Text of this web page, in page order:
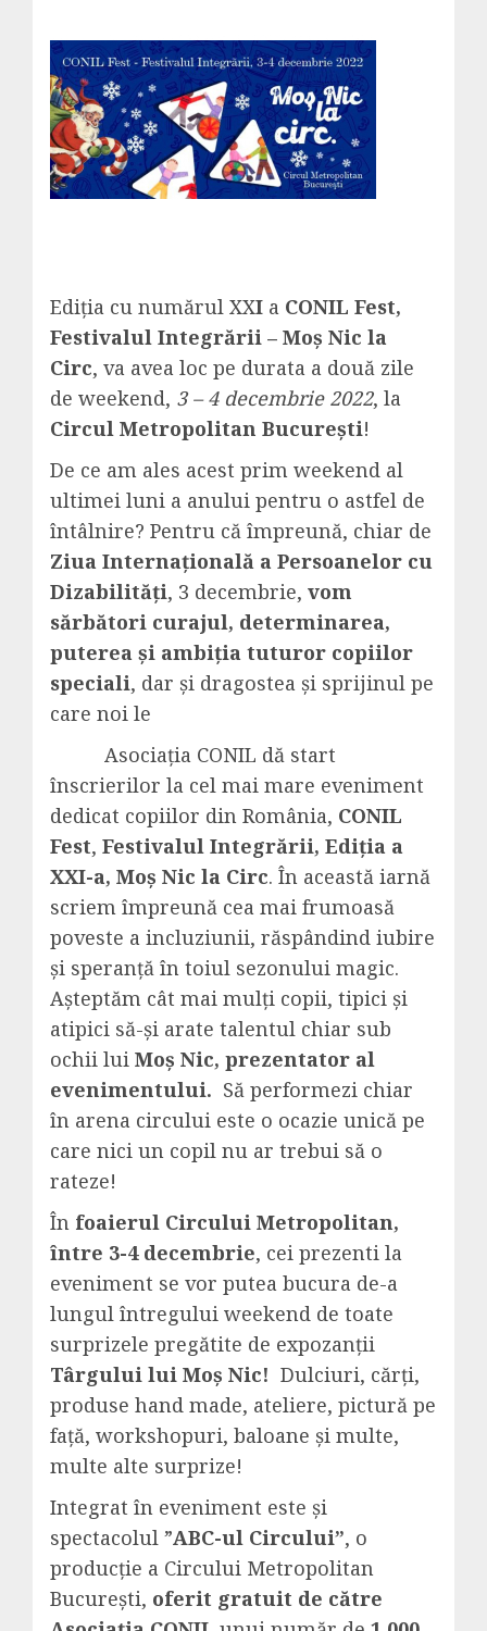
Ediția cu numărul XXI a CONIL Fest,
Festivalul Integrării – Moș Nic la
Circ, va avea loc pe durata a două zile
de weekend, 3 – 4 decembrie 2022, la
Circul Metropolitan București!
De ce am ales acest prim weekend al
ultimei luni a anului pentru o astfel de
întâlnire? Pentru că împreună, chiar de
Ziua Internațională a Persoanelor cu
Dizabilități, 3 decembrie, vom
sărbători curajul, determinarea,
puterea și ambiția tuturor copiilor
speciali, dar și dragostea și sprijinul pe
care noi le
Asociația CONIL dă start
înscrierilor la cel mai mare eveniment
dedicat copiilor din România, CONIL
Fest, Festivalul Integrării, Ediția a
XXI-a, Moș Nic la Circ. În această iarnă
scriem împreună cea mai frumoasă
poveste a incluziunii, răspândind iubire
și speranță în toiul sezonului magic.
Așteptăm cât mai mulți copii, tipici și
atipici să-și arate talentul chiar sub
ochii lui Moș Nic, prezentator al
evenimentului. Să performezi chiar
în arena circului este o ocazie unică pe
care nici un copil nu ar trebui să o
rateze!
În foaierul Circului Metropolitan,
între 3-4 decembrie, cei prezenti la
eveniment se vor putea bucura de-a
lungul întregului weekend de toate
surprizele pregătite de expozanții
Târgului lui Moș Nic! Dulciuri, cărți,
produse hand made, ateliere, pictură pe
față, workshopuri, baloane și multe,
multe alte surprize!
Integrat în eveniment este și
spectacolul ”ABC-ul Circului”, o
producție a Circului Metropolitan
București, oferit gratuit de către